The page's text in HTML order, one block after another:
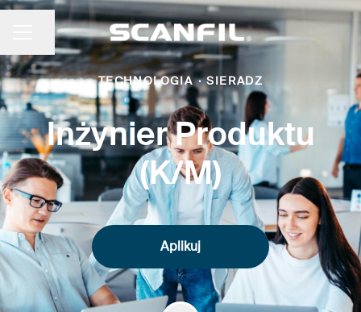
MENU KARIERY
Udostępnij stronę
TECHNOLOGIA · SIERADZ
Inżynier Produktu
(K/M)
Aplikuj